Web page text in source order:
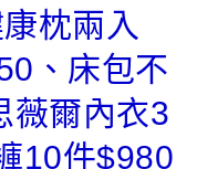
枕兩入
、床包不
薇爾內衣3
10件$980